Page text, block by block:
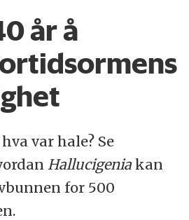
år å
var hale? Se
Hallucigenia kan
for 500